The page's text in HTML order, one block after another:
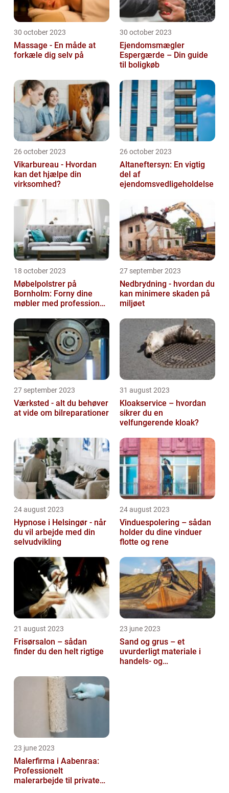
30 october 2023
Massage - En måde at
forkæle dig selv på
30 october 2023
Ejendomsmægler
Espergærde – Din guide
til boligkøb
26 october 2023
Vikarbureau - Hvordan
kan det hjælpe din
virksomhed?
26 october 2023
Altaneftersyn: En vigtig
del af
ejendomsvedligeholdelse
18 october 2023
Møbelpolstrer på
Bornholm: Forny dine
møbler med professionel
27 september 2023
Nedbrydning - hvordan du
kan minimere skaden på
miljøet
27 september 2023
Værksted - alt du behøver
at vide om bilreparationer
31 august 2023
Kloakservice – hvordan
sikrer du en
velfungerende kloak?
24 august 2023
Hypnose i Helsingør - når
du vil arbejde med din
selvudvikling
24 august 2023
Vinduespolering – sådan
holder du dine vinduer
flotte og rene
21 august 2023
Frisørsalon – sådan
finder du den helt rigtige
23 june 2023
Sand og grus – et
uvurderligt materiale i
handels- og
23 june 2023
Malerfirma i Aabenraa:
Professionelt
malerarbejde til private